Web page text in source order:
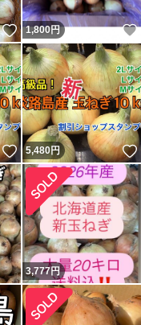
いいね！
1,800円
いいね！
5,480円
3,777円